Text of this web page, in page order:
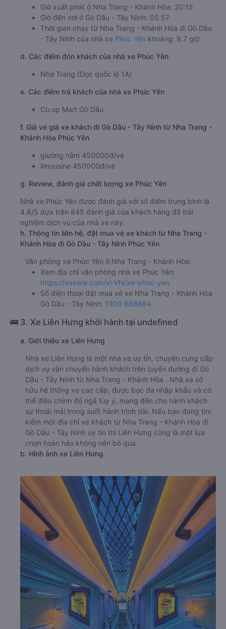
Giờ xuất phát ở Nha Trang - Khánh Hòa: 20:15
Giờ đến nơi ở Gò Dầu - Tây Ninh: 05:57
Thời gian chạy từ Nha Trang - Khánh Hòa đi Gò Dầu
- Tây Ninh của nhà xe Phúc Yên khoảng: 9.7 giờ
d. Các điểm đón khách của nhà xe Phúc Yên
Nha Trang (Dọc quốc lộ 1A)
e. Các điểm trả khách của nhà xe Phúc Yên
Co.op Mart Gò Dầu
f. Giá vé giá xe khách đi Gò Dầu - Tây Ninh từ Nha Trang -
Khánh Hòa Phúc Yên
giường nằm 450000đ/vé
limousine 450000đ/vé
g. Review, đánh giá chất lượng xe Phúc Yên
Nhà xe Phúc Yên được đánh giá với số điểm trung bình là
4.8/5 dựa trên 845 đánh giá của khách hàng đã trải
nghiệm dịch vụ của nhà xe này.
h. Thông tin liên hệ, đặt mua vé xe khách từ Nha Trang -
Khánh Hòa đi Gò Dầu - Tây Ninh Phúc Yên
Văn phòng xe Phúc Yên ở Nha Trang - Khánh Hòa:
Xem địa chỉ văn phòng nhà xe Phúc Yên:
https://vexere.com/vi-VN/xe-phuc-yen
Số điện thoại đặt mua vé xe Nha Trang - Khánh Hòa
Gò Dầu - Tây Ninh: 1900 888684
🚌 3. Xe Liên Hưng khởi hành tại undefined
a. Giới thiệu xe Liên Hưng
Nhà xe Liên Hưng là một nhà xe uy tín, chuyên cung cấp
dịch vụ vận chuyển hành khách trên tuyến đường đi Gò
Dầu - Tây Ninh từ Nha Trang - Khánh Hòa . Nhà xe sở
hữu hệ thống xe cao cấp, được bọc da nhập khẩu và có
thể điều chỉnh độ ngả tùy ý, mang đến cho hành khách
sự thoải mái trong suốt hành trình dài. Nếu bạn đang tìm
kiếm một địa chỉ xe khách từ Nha Trang - Khánh Hòa đi
Gò Dầu - Tây Ninh uy tín thì Liên Hưng cũng là một lựa
chọn hoàn hảo không nên bỏ qua.
b. Hình ảnh xe Liên Hưng